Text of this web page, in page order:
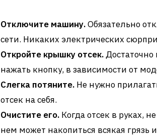
Отключите машину.Обязательно
сети. Никаких электрических
Откройте крышку отсек.Достаточно
нажать кнопку, в зависимости от
Слегка потяните. Не нужно
отсек на себя.
Очистите его. Когда отсек в руках,
нем может накопиться всякая грязь